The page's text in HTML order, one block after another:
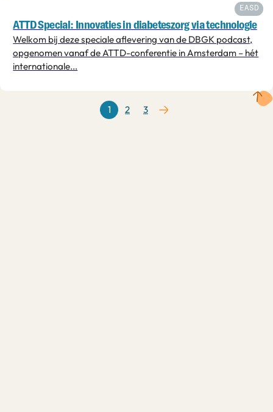
EASD
ATTD Special: Innovaties in diabeteszorg via technologie
Welkom bij deze speciale aflevering van de DBGK podcast,
opgenomen vanaf de ATTD-conferentie in Amsterdam – hét
internationale...
1 2 3